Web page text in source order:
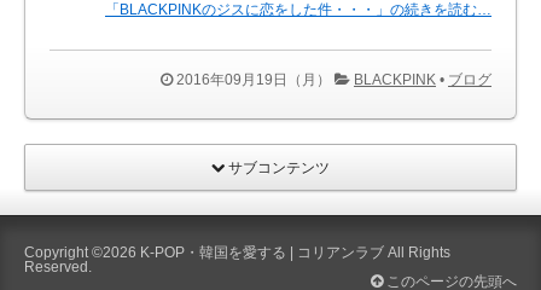
「BLACKPINKのジスに恋をした件・・・」の続きを読む…
2016年09月19日（月） BLACKPINK • ブログ
サブコンテンツ
Copyright ©2026 K-POP・韓国を愛する | コリアンラブ All Rights
Reserved.
このページの先頭へ